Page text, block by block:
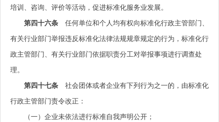
培训、咨询、评价等活动，促进标准化服务业发展。
第四十六条 任何单位和个人均有权向标准化行政主管部门、
有关行业部门举报违反标准化法律法规规章规定的行为，标准化行
政主管部门、有关行业部门依据职责分工对举报事项进行调查处
理。
第四十七条 社会团体或者企业有下列行为之一的，由标准化
行政主管部门责令改正：
（一）企业未依法进行标准自我声明公开；